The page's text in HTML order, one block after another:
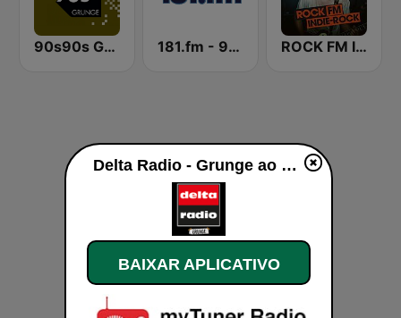
90s90s Grunge 181.fm - 90's Alternative ROCK FM INDIE ROCK
Delta Radio - Grunge ao vivo
BAIXAR APLICATIVO